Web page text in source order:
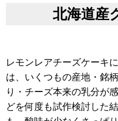
北海道産
レモンレアチーズケーキ
は、いくつもの産地・銘
り・チーズ本来の乳分が
どを何度も試作検討した